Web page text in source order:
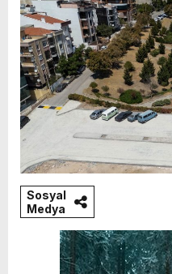
Sosyal
Medya